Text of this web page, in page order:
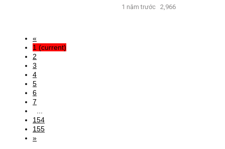
1 năm trước 2,966
«
1 (current)
2
3
4
5
6
7
154
155
»